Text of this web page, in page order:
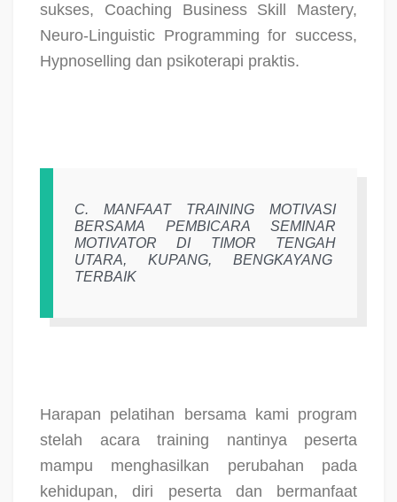
sukses, Coaching Business Skill Mastery,
Neuro-Linguistic Programming for success,
Hypnoselling dan psikoterapi praktis.
C.
MANFAAT TRAINING MOTIVASI
BERSAMA PEMBICARA SEMINAR
MOTIVATOR DI TIMOR TENGAH
UTARA, KUPANG, BENGKAYANG
TERBAIK
Harapan pelatihan bersama kami program
stelah acara training nantinya peserta
mampu menghasilkan perubahan pada
kehidupan, diri peserta dan bermanfaat